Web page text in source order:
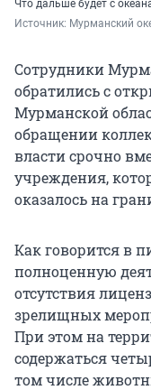
Что дальше будет с
Источник: Мурманский
Сотрудники
обратились с
Мурманской
обращении
власти срочно
учреждения,
оказалось на
Как говорится в
полноценную
отсутствия
зрелищных
При этом на
содержаться
том числе